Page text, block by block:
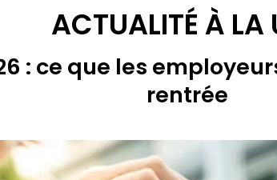
ACTUALITÉ À LA
: ce que les
rentrée